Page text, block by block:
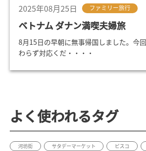
2025年08月25日 ファミリー旅行
ベトナム ダナン満喫夫婦旅
8月15日の早朝に無事帰国しました。今
わらず対応くだ・・・・
よく使われるタグ
河坊街 サタデーマーケット ピスコ